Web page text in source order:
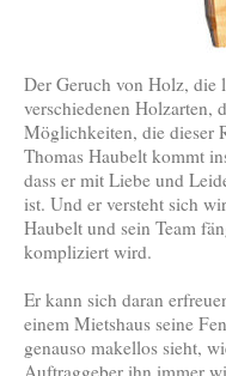
Der Geruch von Holz, die
verschiedenen Holzarten,
Möglichkeiten, die dieser
Thomas Haubelt kommt
dass er mit Liebe und
ist. Und er versteht sich
Haubelt und sein Team
kompliziert wird.
Er kann sich daran
einem Mietshaus seine
genauso makellos sieht,
Auftraggeber ihn immer